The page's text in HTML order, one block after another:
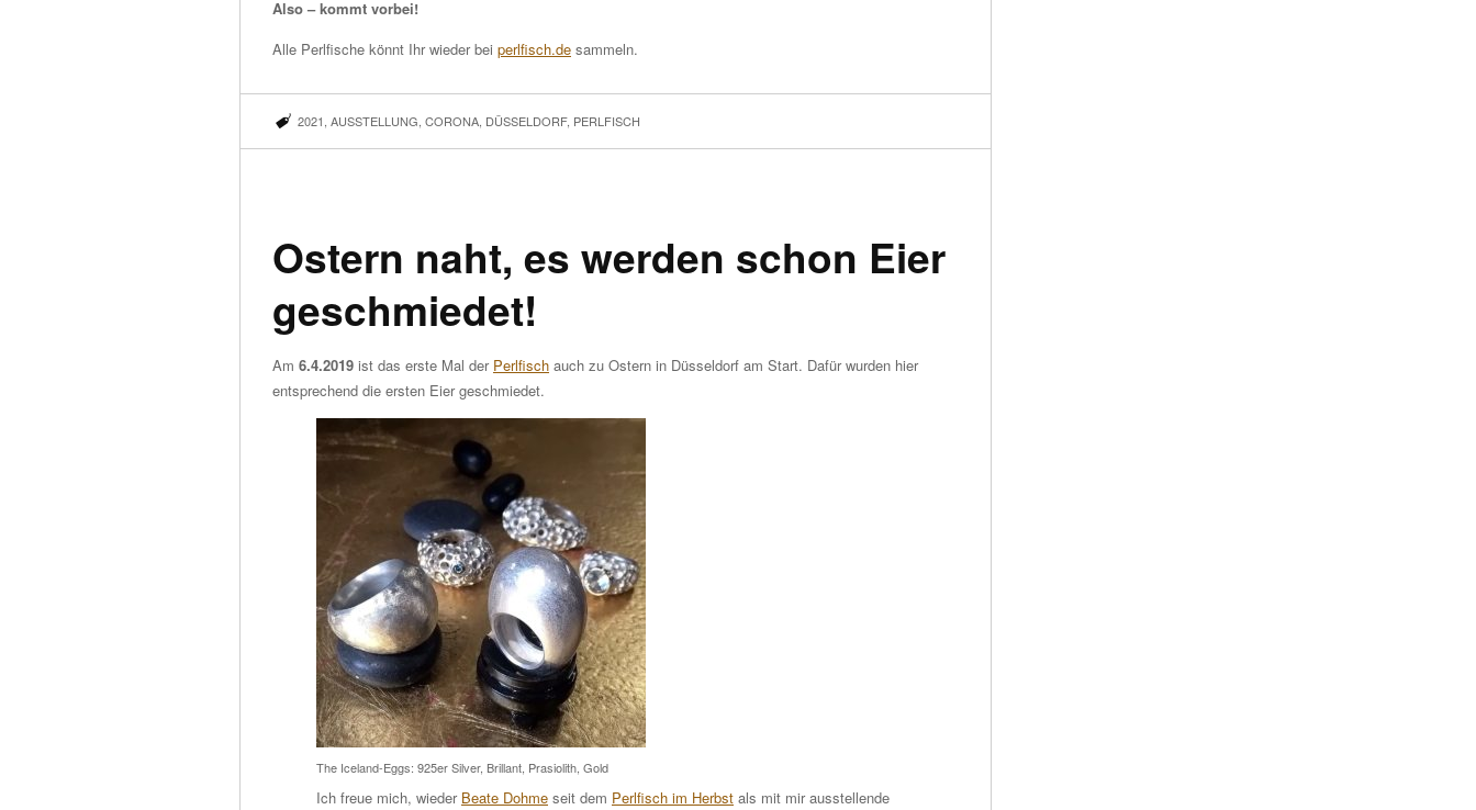
Also – kommt vorbei!
Alle Perlfische könnt Ihr wieder bei perlfisch.de sammeln.
2021 AUSSTELLUNG CORONA, DÜSSELDORF, PERLFISCH
Ostern naht, es werden schon Eier
geschmiedet!
Am 6.4.2019 ist das erste Mal der Perlfisch auch zu Ostern in Düsseldorf am Start. Dafür wurden hier
entsprechend die ersten Eier geschmiedet.
The Iceland-Eggs: 925er Silver, Brillant, Prasiolith, Gold
Ich freue mich, wieder Beate Dohme seit dem Perlfisch im Herbst als mit mir ausstellende